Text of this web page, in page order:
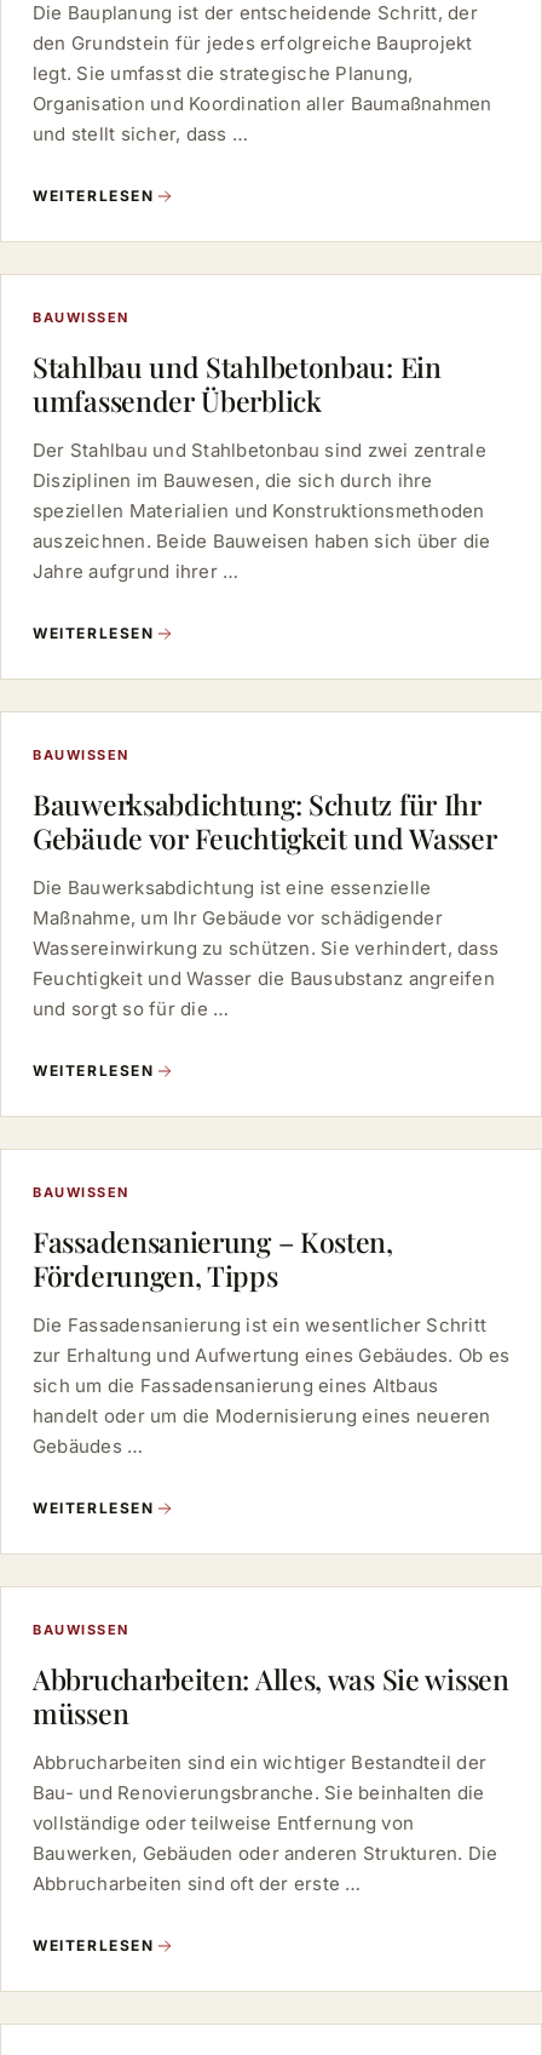
Die Bauplanung ist der entscheidende Schritt, der
den Grundstein für jedes erfolgreiche Bauprojekt
legt. Sie umfasst die strategische Planung,
Organisation und Koordination aller Baumaßnahmen
und stellt sicher, dass …
WEITERLESEN
BAUWISSEN
Stahlbau und Stahlbetonbau: Ein
umfassender Überblick
Der Stahlbau und Stahlbetonbau sind zwei zentrale
Disziplinen im Bauwesen, die sich durch ihre
speziellen Materialien und Konstruktionsmethoden
auszeichnen. Beide Bauweisen haben sich über die
Jahre aufgrund ihrer …
WEITERLESEN
BAUWISSEN
Bauwerksabdichtung: Schutz für Ihr
Gebäude vor Feuchtigkeit und Wasser
Die Bauwerksabdichtung ist eine essenzielle
Maßnahme, um Ihr Gebäude vor schädigender
Wassereinwirkung zu schützen. Sie verhindert, dass
Feuchtigkeit und Wasser die Bausubstanz angreifen
und sorgt so für die …
WEITERLESEN
BAUWISSEN
Fassadensanierung – Kosten,
Förderungen, Tipps
Die Fassadensanierung ist ein wesentlicher Schritt
zur Erhaltung und Aufwertung eines Gebäudes. Ob es
sich um die Fassadensanierung eines Altbaus
handelt oder um die Modernisierung eines neueren
Gebäudes …
WEITERLESEN
BAUWISSEN
Abbrucharbeiten: Alles, was Sie wissen
müssen
Abbrucharbeiten sind ein wichtiger Bestandteil der
Bau- und Renovierungsbranche. Sie beinhalten die
vollständige oder teilweise Entfernung von
Bauwerken, Gebäuden oder anderen Strukturen. Die
Abbrucharbeiten sind oft der erste …
WEITERLESEN